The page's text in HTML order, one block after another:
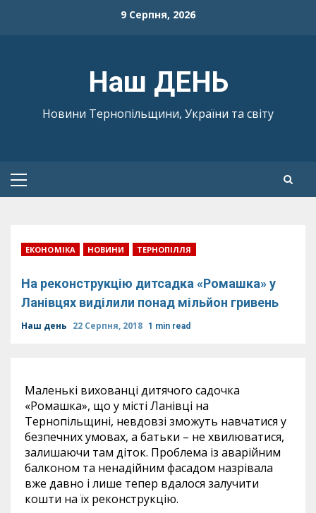
9 Серпня, 2026
Наш ДЕНЬ
Новини Тернопільщини, України та світу
Primary
ЕКОНОМІКА НОВИНИ ТЕРНОПІЛЛЯ
На реконструкцію дитсадка «Ромашка» у
Ланівцях виділили понад мільйон гривень
Наш день 22 Серпня, 2018 1 min read
Маленькі вихованці дитячого садочка
«Ромашка», що у місті Ланівці на
Тернопільщині, невдовзі зможуть навчатися у
безпечних умовах, а батьки – не хвилюватися,
залишаючи там діток. Проблема із аварійним
балконом та ненадійним фасадом назрівала
вже давно і лише тепер вдалося залучити
кошти на їх реконструкцію.